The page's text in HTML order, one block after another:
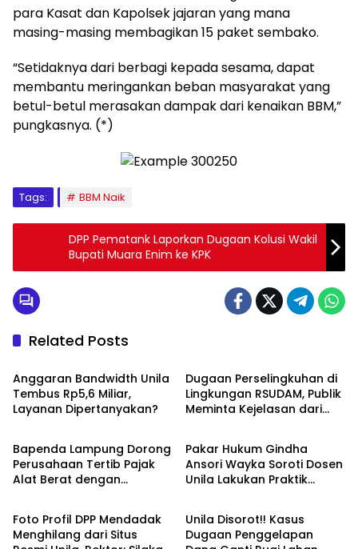
para Kasat dan Kapolsek jajaran yang mana
masing-masing membagikan 15 paket sembako.
“Setidaknya dari berbagi kepada sesama, dapat
membantu meringankan beban masyarakat yang
betul-betul merasakan dampak dari kenaikan BBM,”
pungkasnya. (*)
Tags: BBM Naik
DPP Pematank Laporkan Dugaan Kolusi Wakil
Bupati Muara Enim ke KPK
Related Posts
Breaking News
Anggaran Bandwidth Unila
Tembus Rp5,6 Miliar,
Layanan Dipertanyakan?
Dugaan Perselingkuhan di
Lingkungan RSUDAM, Publik
Meminta Kejelasan dari
Breaking News
Bapenda Lampung Dorong
Perusahaan Tertib Pajak
Alat Berat dengan
Breaking News
Pakar Hukum Gindha
Ansori Wayka Soroti Dosen
Unila Lakukan Praktik
Breaking News
Foto Profil DPP Mendadak
Menghilang dari Situs
Breaking News
Unila Disorot!! Kasus
Dugaan Penggelapan